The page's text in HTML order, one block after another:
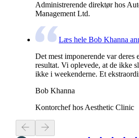
Administrerende direktør hos
Management Ltd.
Læs hele Bob Khanna
Det mest imponerende var deres
resultat. Vi oplevede, at de ikke
ikke i weekenderne. Et
Bob Khanna
Kontorchef hos Aesthetic Clinic